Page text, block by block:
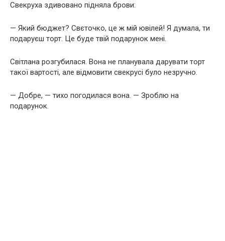
Свекруха здивовано підняла брови:
— Який бюджет? Свєточко, це ж мій ювілей! Я думала, ти
подаруєш торт. Це буде твій подарунок мені.
Світлана розгубилася. Вона не планувала дарувати торт
такої вартості, але відмовити свекрусі було незручно.
— Добре, — тихо погодилася вона. — Зроблю на
подарунок.